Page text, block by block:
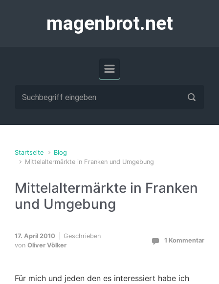
magenbrot.net
Startseite
Blog
Mittelaltermärkte in Franken und Umgebung
Mittelaltermärkte in Franken
und Umgebung
17. April 2010
Geschrieben
von Oliver Völker
1 Kommentar
Für mich und jeden den es interessiert habe ich